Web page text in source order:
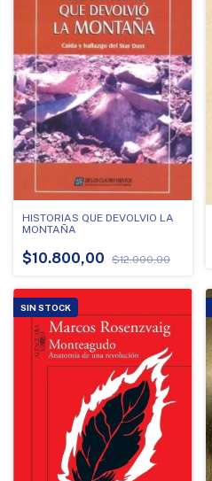
HISTORIAS QUE DEVOLVIO LA
MONTAÑA
$10.800,00 $12.000,00
SIN STOCK